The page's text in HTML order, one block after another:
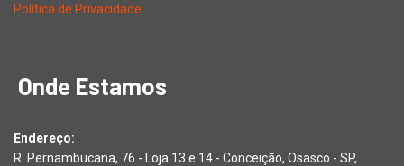
Política de Privacidade
Onde Estamos
Endereço:
R. Pernambucana, 76 - Loja 13 e 14 - Conceição, Osasco - SP,